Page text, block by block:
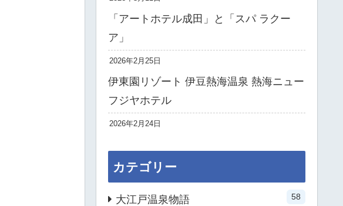
「アートホテル成田」と「スパ ラクー
ア」
2026年2月25日
伊東園リゾート 伊豆熱海温泉 熱海ニュー
フジヤホテル
2026年2月24日
カテゴリー
大江戸温泉物語 58